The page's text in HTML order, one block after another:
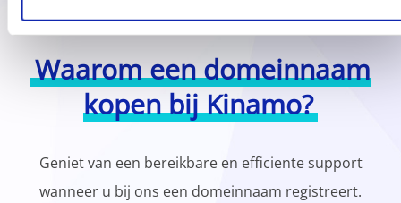
Waarom een domeinnaam
kopen bij Kinamo?
Geniet van een bereikbare en efficiente support
wanneer u bij ons een domeinnaam registreert.